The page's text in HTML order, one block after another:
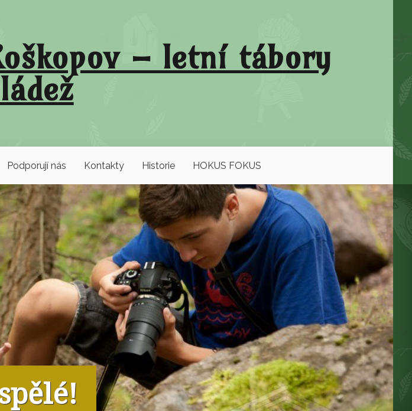
– letní tábory
Podporují nás Kontakty Historie HOKUS FOKUS